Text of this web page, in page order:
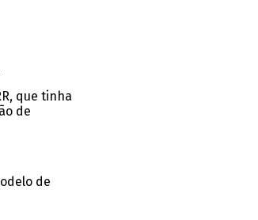
que tinha
de
de